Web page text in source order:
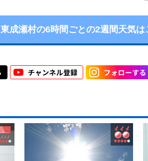
東成瀬村の6時間ごとの2週間天気は